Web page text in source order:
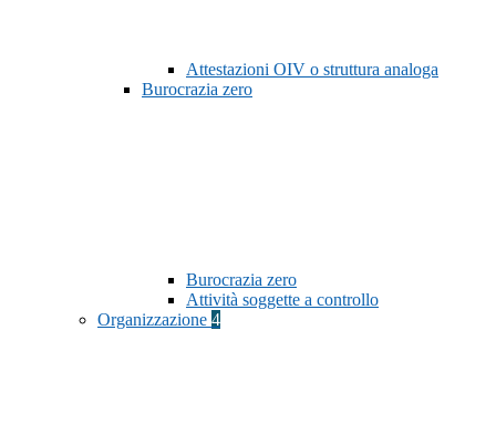
Attestazioni OIV o struttura analoga
Burocrazia zero
Burocrazia zero
Attività soggette a controllo
Organizzazione 4